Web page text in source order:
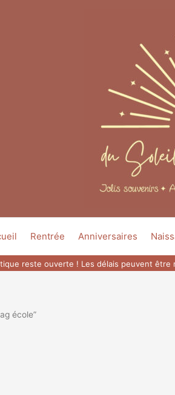
Rentrée Anniversaires
reste ouverte ! Les délais peuvent être
école”